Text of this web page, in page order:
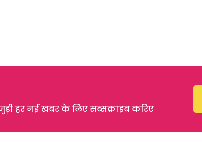
हर नई खबर के लिए सब्सक्राइब करिए